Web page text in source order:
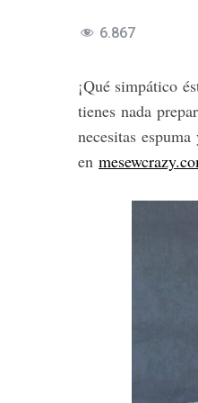
6.867
¡Qué simpático
tienes nada
necesitas
en